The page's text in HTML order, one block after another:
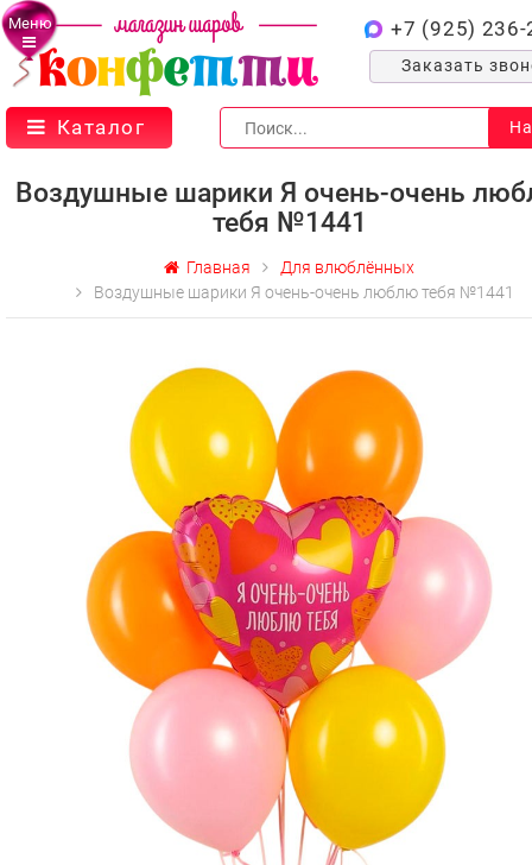
Меню +7 (925) 236-
Заказать
Каталог
Воздушные шарики Я очень-очень
тебя №1441
Главная
Для влюблённых
Воздушные шарики Я очень-очень люблю тебя №1441